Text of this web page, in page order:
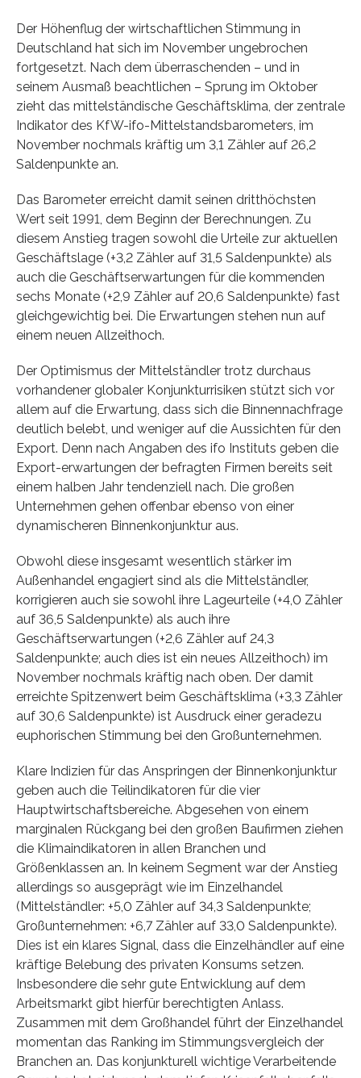
Der Höhenflug der wirtschaftlichen Stimmung in
Deutschland hat sich im November ungebrochen
fortgesetzt. Nach dem überraschenden – und in
seinem Ausmaß beachtlichen – Sprung im Oktober
zieht das mittelständische Geschäftsklima, der zentrale
Indikator des KfW-ifo-Mittelstandsbarometers, im
November nochmals kräftig um 3,1 Zähler auf 26,2
Saldenpunkte an.
Das Barometer erreicht damit seinen dritthöchsten
Wert seit 1991, dem Beginn der Berechnungen. Zu
diesem Anstieg tragen sowohl die Urteile zur aktuellen
Geschäftslage (+3,2 Zähler auf 31,5 Saldenpunkte) als
auch die Geschäftserwartungen für die kommenden
sechs Monate (+2,9 Zähler auf 20,6 Saldenpunkte) fast
gleichgewichtig bei. Die Erwartungen stehen nun auf
einem neuen Allzeithoch.
Der Optimismus der Mittelständler trotz durchaus
vorhandener globaler Konjunkturrisiken stützt sich vor
allem auf die Erwartung, dass sich die Binnennachfrage
deutlich belebt, und weniger auf die Aussichten für den
Export. Denn nach Angaben des ifo Instituts geben die
Export-erwartungen der befragten Firmen bereits seit
einem halben Jahr tendenziell nach. Die großen
Unternehmen gehen offenbar ebenso von einer
dynamischeren Binnenkonjunktur aus.
Obwohl diese insgesamt wesentlich stärker im
Außenhandel engagiert sind als die Mittelständler,
korrigieren auch sie sowohl ihre Lageurteile (+4,0 Zähler
auf 36,5 Saldenpunkte) als auch ihre
Geschäftserwartungen (+2,6 Zähler auf 24,3
Saldenpunkte; auch dies ist ein neues Allzeithoch) im
November nochmals kräftig nach oben. Der damit
erreichte Spitzenwert beim Geschäftsklima (+3,3 Zähler
auf 30,6 Saldenpunkte) ist Ausdruck einer geradezu
euphorischen Stimmung bei den Großunternehmen.
Klare Indizien für das Anspringen der Binnenkonjunktur
geben auch die Teilindikatoren für die vier
Hauptwirtschaftsbereiche. Abgesehen von einem
marginalen Rückgang bei den großen Baufirmen ziehen
die Klimaindikatoren in allen Branchen und
Größenklassen an. In keinem Segment war der Anstieg
allerdings so ausgeprägt wie im Einzelhandel
(Mittelständler: +5,0 Zähler auf 34,3 Saldenpunkte;
Großunternehmen: +6,7 Zähler auf 33,0 Saldenpunkte).
Dies ist ein klares Signal, dass die Einzelhändler auf eine
kräftige Belebung des privaten Konsums setzen.
Insbesondere die sehr gute Entwicklung auf dem
Arbeitsmarkt gibt hierfür berechtigten Anlass.
Zusammen mit dem Großhandel führt der Einzelhandel
momentan das Ranking im Stimmungsvergleich der
Branchen an. Das konjunkturell wichtige Verarbeitende